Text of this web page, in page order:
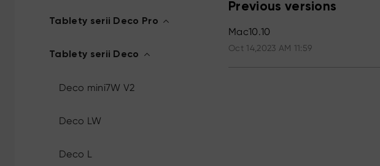
Tablety serii Deco Pro
Tablety serii Deco
Deco mini7W V2
Deco LW
Deco L
Previous versions
Mac10.10
Oct 14,2023 AM 11:59